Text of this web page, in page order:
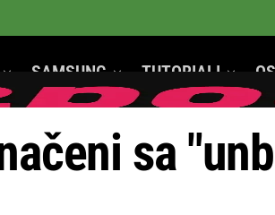
SAMSUNG TUTORIALI
sa